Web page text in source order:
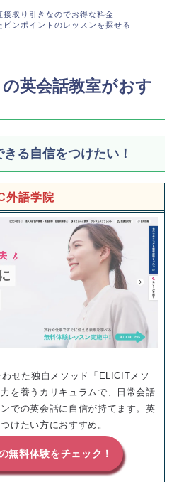
接取り引きなのでお得な料金
ピンポイントのレッスンを探せる
英会話教室がおす
る自信をつけたい！
外語学院
せた独自メソッド「ELICITメソ
を養うカリキュラムで、日常会話
での英会話に自信が持てます。英
けたい方におすすめ。
無料体験をチェック！